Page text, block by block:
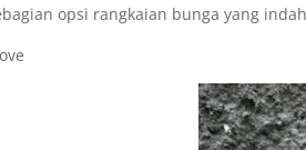
opsi rangkaian bunga yang